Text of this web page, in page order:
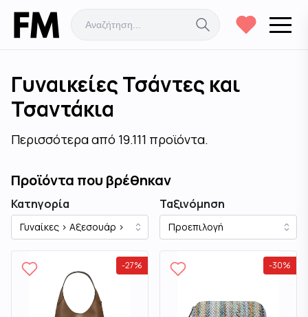
Γυναικείες Τσάντες και
Τσαντάκια
Περισσότερα από 19.111 προϊόντα.
Προϊόντα που βρέθηκαν
Κατηγορία Ταξινόμηση
-27% -30%